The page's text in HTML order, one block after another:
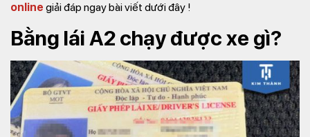
online giải đáp ngay bài viết dưới đây !
Bằng lái A2 chạy được xe gì?